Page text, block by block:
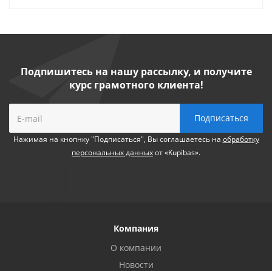
Подпишитесь на нашу рассылку, и получите
курс грамотного клиента!
Нажимая на кнопнку "Подписаться", Вы соглашаетесь на обработку
персональных данныхот «Kupibas».
Компания
О компании
Новости